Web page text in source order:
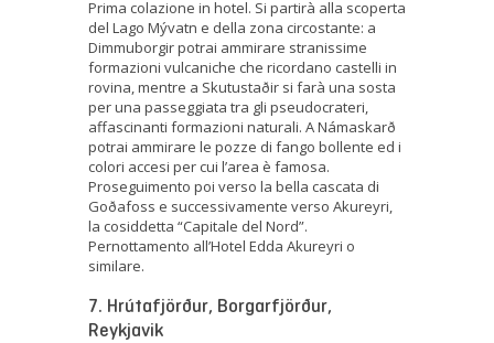
Prima colazione in hotel. Si partirà alla scoperta
del Lago Mývatn e della zona circostante: a
Dimmuborgir potrai ammirare stranissime
formazioni vulcaniche che ricordano castelli in
rovina, mentre a Skutustaðir si farà una sosta
per una passeggiata tra gli pseudocrateri,
affascinanti formazioni naturali. A Námaskarð
potrai ammirare le pozze di fango bollente ed i
colori accesi per cui l’area è famosa.
Proseguimento poi verso la bella cascata di
Goðafoss e successivamente verso Akureyri,
la cosiddetta “Capitale del Nord”.
Pernottamento all’Hotel Edda Akureyri o
similare.
7. Hrútafjörður, Borgarfjörður,
Reykjavik